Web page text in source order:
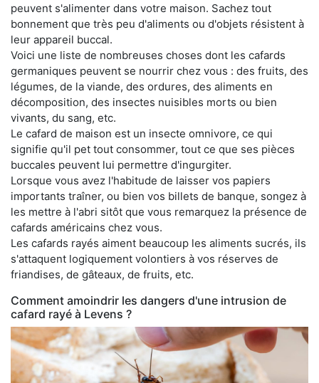
peuvent s'alimenter dans votre maison. Sachez tout
bonnement que très peu d'aliments ou d'objets résistent à
leur appareil buccal.
Voici une liste de nombreuses choses dont les cafards
germaniques peuvent se nourrir chez vous : des fruits, des
légumes, de la viande, des ordures, des aliments en
décomposition, des insectes nuisibles morts ou bien
vivants, du sang, etc.
Le cafard de maison est un insecte omnivore, ce qui
signifie qu'il pet tout consommer, tout ce que ses pièces
buccales peuvent lui permettre d'ingurgiter.
Lorsque vous avez l'habitude de laisser vos papiers
importants traîner, ou bien vos billets de banque, songez à
les mettre à l'abri sitôt que vous remarquez la présence de
cafards américains chez vous.
Les cafards rayés aiment beaucoup les aliments sucrés, ils
s'attaquent logiquement volontiers à vos réserves de
friandises, de gâteaux, de fruits, etc.
Comment amoindrir les dangers d'une intrusion de
cafard rayé à Levens ?